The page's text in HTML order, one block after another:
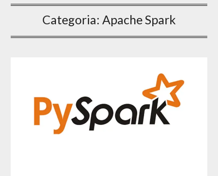
Categoria: Apache Spark